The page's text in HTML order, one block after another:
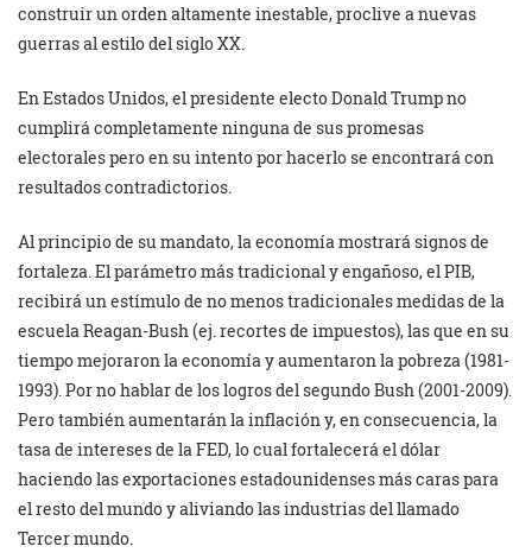
construir un orden altamente inestable, proclive a nuevas
guerras al estilo del siglo XX.
En Estados Unidos, el presidente electo Donald Trump no
cumplirá completamente ninguna de sus promesas
electorales pero en su intento por hacerlo se encontrará con
resultados contradictorios.
Al principio de su mandato, la economía mostrará signos de
fortaleza. El parámetro más tradicional y engañoso, el PIB,
recibirá un estímulo de no menos tradicionales medidas de la
escuela Reagan-Bush (ej. recortes de impuestos), las que en su
tiempo mejoraron la economía y aumentaron la pobreza (1981-
1993). Por no hablar de los logros del segundo Bush (2001-2009).
Pero también aumentarán la inflación y, en consecuencia, la
tasa de intereses de la FED, lo cual fortalecerá el dólar
haciendo las exportaciones estadounidenses más caras para
el resto del mundo y aliviando las industrias del llamado
Tercer mundo.